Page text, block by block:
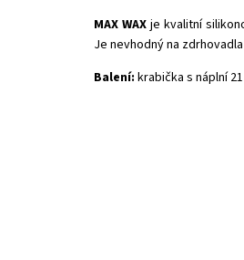
MAX WAXje kvalitní
Je nevhodný na
Balení: krabička s náplní